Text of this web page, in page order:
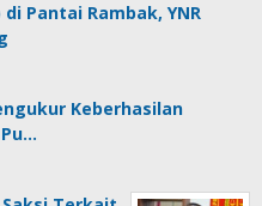
Pantai Rambak, YNR
Keberhasilan